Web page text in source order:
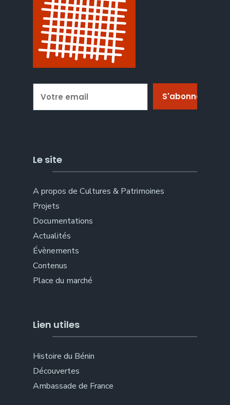
Le site
A propos de Cultures & Patrimoines
Projets
Documentations
Actualités
Évènements
Contenus
Place du marché
Lien utiles
Histoire du Bénin
Découvertes
Ambassade de France